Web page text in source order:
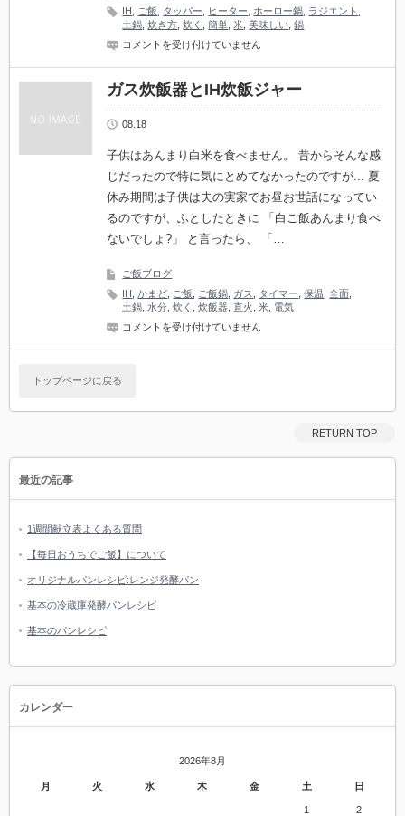
す
ず
ご
飯
IH
ご飯 タッパー ヒーター ホーロー鍋 ラジエント
土鍋 ,炊き方 ,炊く ,簡単 ,米 ,美味しい ,鍋
ご
を
鍋
で
炊
く
ヒ
ー
タ
の
ラ
エ
ト
ホ
ー
ロ
鍋)
コメントを受け付けていません
ガス炊飯器とIH炊飯ジャー
08.18
子供はあんまり白米を食べません。 昔からそんな感
じだったので特に気にとめてなかったのですが... 夏
休み期間は子供は夫の実家でお昼お世話になってい
るのですが、ふとしたときに 「白ご飯あんまり食べ
ないでしょ?」 と言ったら、 「…
ご飯ブログ
IH ,かまど ご飯 ご飯鍋 ガス タイマー ,保温 ,全面
土鍋 ,水分 ,炊く ,炊飯器 ,直火 ,米 電気
ガ
炊
ャ
コメントを受け付けていません
トップページに戻る
RETURN TOP
最近の記事
1週間献立表よくある質問
【毎日おうちでご飯】について
オリジナルパンレシピ:レンジ発酵パン
基本の冷蔵庫発酵パンレシピ
基本のパンレシピ
カレンダー
2026年8月
月 火 水 木 金 土 日
1 2